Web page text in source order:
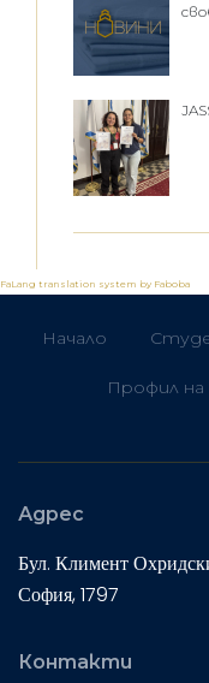
FaLang translation system by Faboba
Начало
Профил на
Адрес
Бул. Климент
София, 1797
Контакти